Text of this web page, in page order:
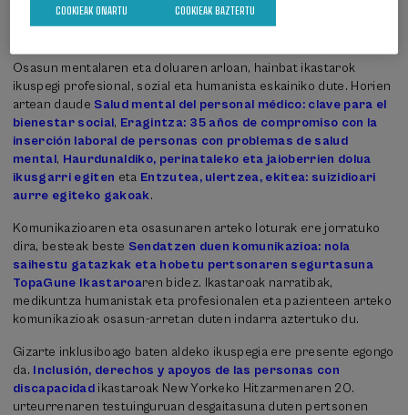
eskubideak, komunitatea eta politika publikoen eraldaketa izango
Osasun mentalaren eta doluaren arloan, hainbat ikastarok
ikuspegi profesional, sozial eta humanista eskainiko dute. Horien
artean daude Salud mental del personal médico: clave para el
bienestar social, Eragintza: 35 años de compromiso con la
inserción laboral de personas con problemas de salud
mental, Haurdunaldiko, perinataleko eta jaioberrien dolua
ikusgarri egiten eta Entzutea, ulertzea, ekitea: suizidioari
aurre egiteko gakoak.
Komunikazioaren eta osasunaren arteko loturak ere jorratuko
dira, besteak beste Sendatzen duen komunikazioa: nola
saihestu gatazkak eta hobetu pertsonaren segurtasuna
TopaGune Ikastaroaren bidez. Ikastaroak narratibak,
medikuntza humanistak eta profesionalen eta pazienteen arteko
komunikazioak osasun-arretan duten indarra aztertuko du.
Gizarte inklusiboago baten aldeko ikuspegia ere presente egongo
da. Inclusión, derechos y apoyos de las personas con
discapacidadikastaroak New Yorkeko Hitzarmenaren 20.
urteurrenaren testuinguruan desgaitasuna duten pertsonen
COOKIEAK BAZTERTU
COOKIEAK ONARTU